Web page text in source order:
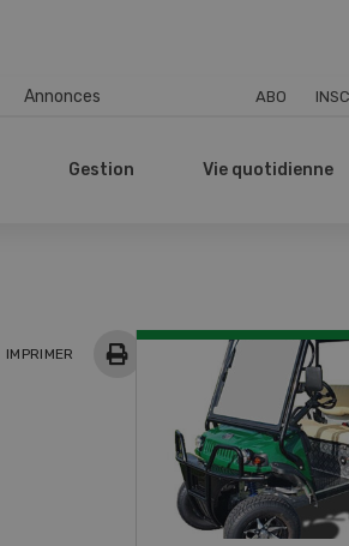
Annonces ABO
Gestion Vie quotidienne
IMPRIMER